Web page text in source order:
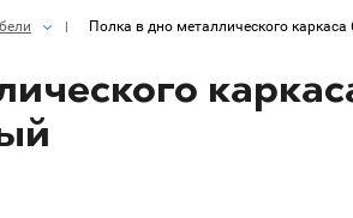
Полка в дно металлического каркаса